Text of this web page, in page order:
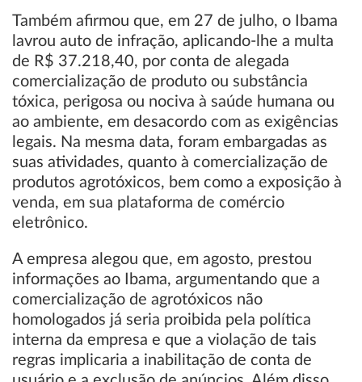
Também afirmou que, em 27 de julho, o Ibama
lavrou auto de infração, aplicando-lhe a multa
de R$ 37.218,40, por conta de alegada
comercialização de produto ou substância
tóxica, perigosa ou nociva à saúde humana ou
ao ambiente, em desacordo com as exigências
legais. Na mesma data, foram embargadas as
suas atividades, quanto à comercialização de
produtos agrotóxicos, bem como a exposição à
venda, em sua plataforma de comércio
eletrônico.
A empresa alegou que, em agosto, prestou
informações ao Ibama, argumentando que a
comercialização de agrotóxicos não
homologados já seria proibida pela política
interna da empresa e que a violação de tais
regras implicaria a inabilitação de conta de